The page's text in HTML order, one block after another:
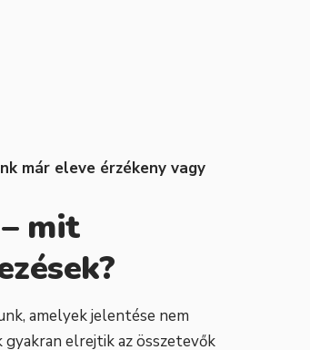
már eleve érzékeny vagy
mit
amelyek jelentése nem
gyakran elrejtik az összetevők